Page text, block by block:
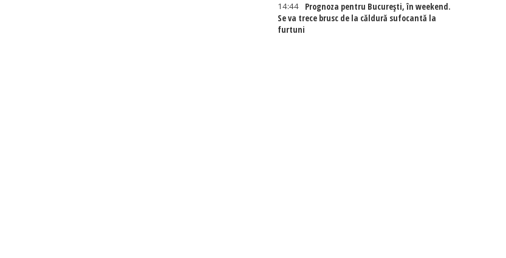
14:44
Prognoza pentru București, în weekend.
Se va trece brusc de la căldură sufocantă la
furtuni